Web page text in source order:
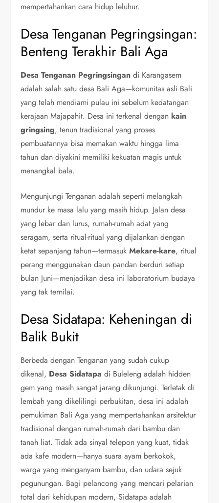
mempertahankan cara hidup leluhur.
Desa Tenganan Pegringsingan:
Benteng Terakhir Bali Aga
Desa Tenganan Pegringsingan di Karangasem
adalah salah satu desa Bali Aga—komunitas asli Bali
yang telah mendiami pulau ini sebelum kedatangan
kerajaan Majapahit. Desa ini terkenal dengan kain
gringsing, tenun tradisional yang proses
pembuatannya bisa memakan waktu hingga lima
tahun dan diyakini memiliki kekuatan magis untuk
menangkal bala.
Mengunjungi Tenganan adalah seperti melangkah
mundur ke masa lalu yang masih hidup. Jalan desa
yang lebar dan lurus, rumah-rumah adat yang
seragam, serta ritual-ritual yang dijalankan dengan
ketat sepanjang tahun—termasukMekare-kare, ritual
perang menggunakan daun pandan berduri setiap
bulan Juni—menjadikan desa ini laboratorium budaya
yang tak ternilai.
Desa Sidatapa: Keheningan di
Balik Bukit
Berbeda dengan Tenganan yang sudah cukup
dikenal, Desa Sidatapa di Buleleng adalah hidden
gem yang masih sangat jarang dikunjungi. Terletak di
lembah yang dikelilingi perbukitan, desa ini adalah
pemukiman Bali Aga yang mempertahankan arsitektur
tradisional dengan rumah-rumah dari bambu dan
tanah liat. Tidak ada sinyal telepon yang kuat, tidak
ada kafe modern—hanya suara ayam berkokok,
warga yang menganyam bambu, dan udara sejuk
pegunungan. Bagi pelancong yang mencari pelarian
total dari kehidupan modern, Sidatapa adalah